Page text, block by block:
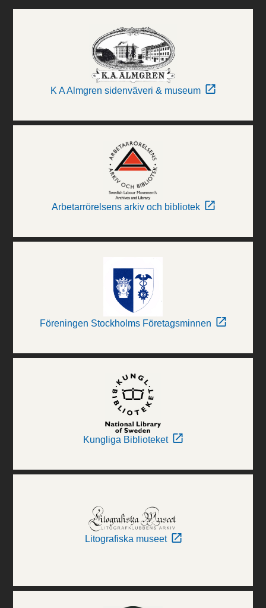
K A Almgren sidenväveri & museum
Arbetarrörelsens arkiv och bibliotek
Föreningen Stockholms Företagsminnen
Kungliga Biblioteket
Litografiska museet